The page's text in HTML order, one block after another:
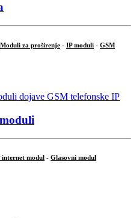
Moduli za proširenje - IP moduli - GSM
internet modul - Glasovni modul